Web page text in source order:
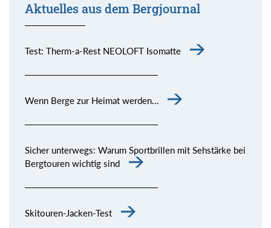
Aktuelles aus dem Bergjournal
Test: Therm-a-Rest NEOLOFT Isomatte
Wenn Berge zur Heimat werden…
Sicher unterwegs: Warum Sportbrillen mit Sehstärke bei
Bergtouren wichtig sind
Skitouren-Jacken-Test